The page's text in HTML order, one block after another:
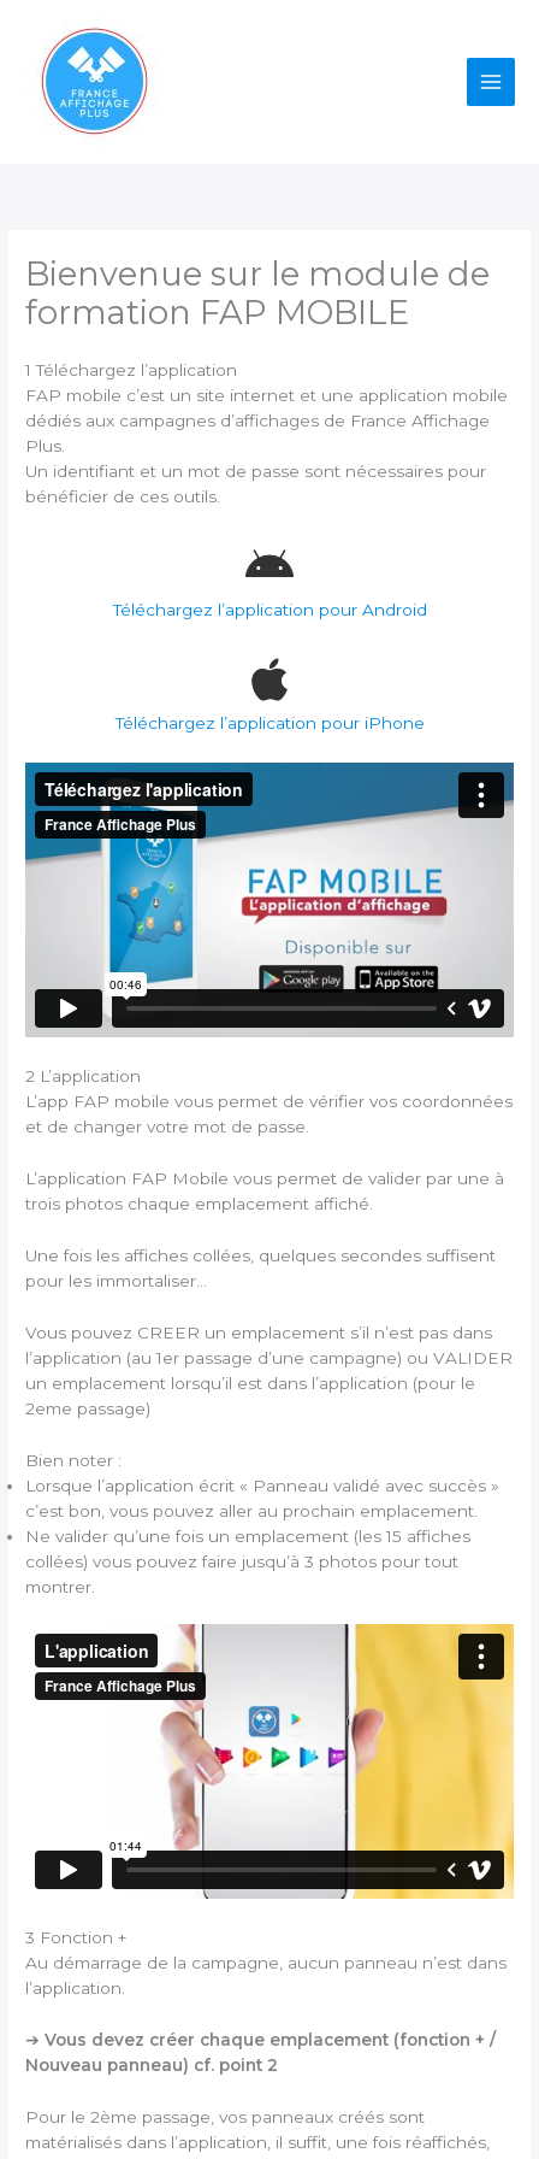
contenu
Bienvenue sur le module de
formation FAP MOBILE
1 Téléchargez l’application
FAP mobile c’est un site internet et une application mobile
dédiés aux campagnes d’affichages de France Affichage
Plus.
Un identifiant et un mot de passe sont nécessaires pour
bénéficier de ces outils.
Téléchargez l’application pour Android
Téléchargez l’application pour iPhone
2 L’application
L’app FAP mobile vous permet de vérifier vos coordonnées
et de changer votre mot de passe.
L’application FAP Mobile vous permet de valider par une à
trois photos chaque emplacement affiché.
Une fois les affiches collées, quelques secondes suffisent
pour les immortaliser…
Vous pouvez CREER un emplacement s’il n’est pas dans
l’application (au 1er passage d’une campagne) ou VALIDER
un emplacement lorsqu’il est dans l’application (pour le
2eme passage)
Bien noter :
Lorsque l’application écrit « Panneau validé avec succès »
c’est bon, vous pouvez aller au prochain emplacement.
Ne valider qu’une fois un emplacement (les 15 affiches
collées) vous pouvez faire jusqu’à 3 photos pour tout
montrer.
3 Fonction +
Au démarrage de la campagne, aucun panneau n’est dans
l’application.
➔Vous devez créer chaque emplacement (fonction + /
Nouveau panneau) cf. point 2
Pour le 2ème passage, vos panneaux créés sont
matérialisés dans l’application, il suffit, une fois réaffichés,